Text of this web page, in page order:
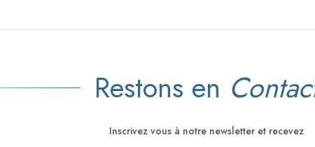
Restons en
Inscrivez vous à notre newsletter et recevez